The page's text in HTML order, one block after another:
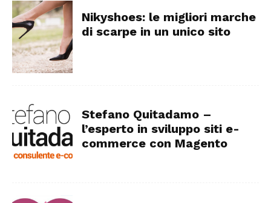
Nikyshoes: le migliori marche
di scarpe in un unico sito
Stefano Quitadamo –
l’esperto in sviluppo siti e-
commerce con Magento